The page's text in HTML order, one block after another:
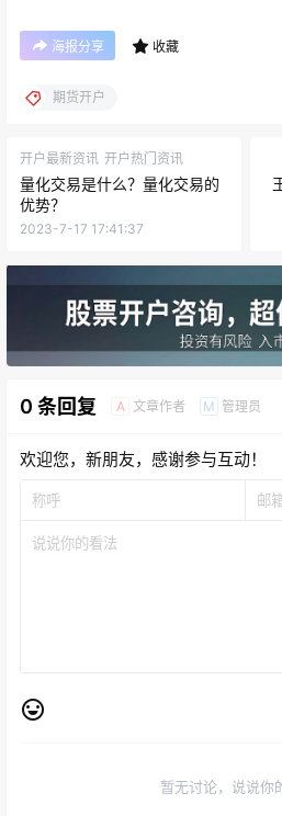
海报分享 收藏
期货开户
开户最新资讯 开户热门资讯
量化交易是什么？量化交易的
优势？
2023-7-17 17:41:37
0 条回复 A 文章作者 M 管理员
欢迎您，新朋友，感谢参与互动！
暂无讨论，说说你